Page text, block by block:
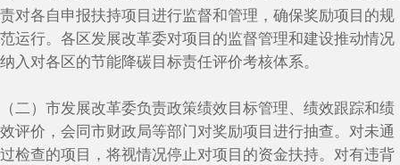
责对各自申报扶持项目进行监督和管理，确保奖励项目的规
范运行。各区发展改革委对项目的监督管理和建设推动情况
纳入对各区的节能降碳目标责任评价考核体系。
（二）市发展改革委负责政策绩效目标管理、绩效跟踪和绩
效评价，会同市财政局等部门对奖励项目进行抽查。对未通
过检查的项目，将视情况停止对项目的资金扶持。对有违背